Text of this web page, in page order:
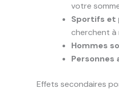
votre
Sportifs et
cherchent à
Hommes
Effets secondaires